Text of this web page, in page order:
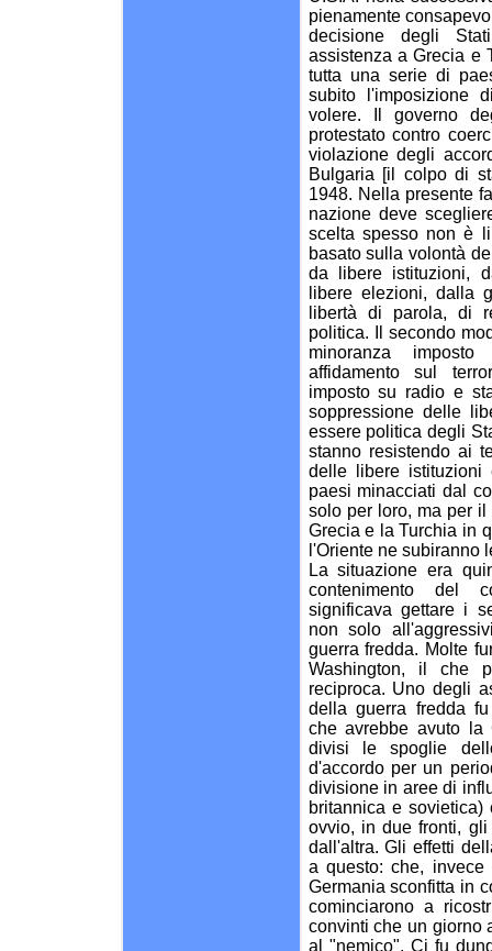
pienamente
decisione degli
assistenza a Grecia e
tutta una serie di
subito l'imposizione
volere. Il governo
protestato contro
violazione degli
Bulgaria [il colpo di
1948. Nella presente
nazione deve
scelta spesso non è
basato sulla volontà
da libere istituzioni,
libere elezioni, dalla
libertà di parola, di
politica. Il secondo
minoranza
affidamento sul
imposto su radio e
soppressione delle
essere politica degli
stanno resistendo ai
delle libere istituzioni
paesi minacciati dal
solo per loro, ma per
Grecia e la Turchia in
l'Oriente ne
La situazione era
contenimento del
significava gettare i
non solo
guerra fredda. Molte
Washington, il che
reciproca. Uno degli
della guerra fredda
che avrebbe avuto la
divisi le spoglie
d'accordo per un
divisione in aree di
britannica e
ovvio, in due fronti,
dall'altra. Gli effetti
a questo: che,
Germania sconfitta in
cominciarono a
convinti che un giorno
al "nemico". Ci fu